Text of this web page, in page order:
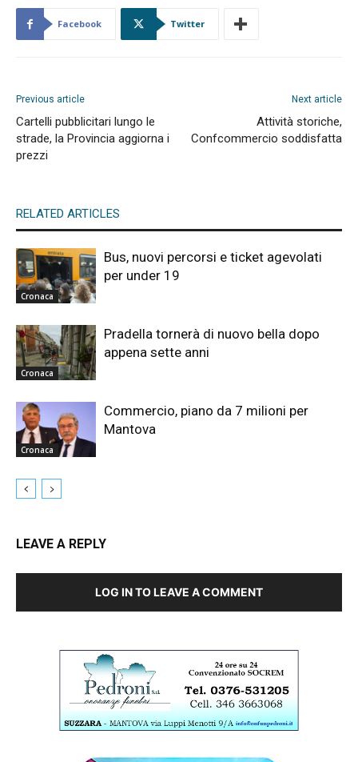
Facebook Twitter
Previous article
Cartelli pubblicitari lungo le
strade, la Provincia aggiorna i
prezzi
Next article
Attività storiche,
Confcommercio soddisfatta
RELATED ARTICLES
Cronaca
Bus, nuovi percorsi e ticket agevolati
per under 19
Cronaca
Pradella tornerà di nuovo bella dopo
appena sette anni
Cronaca
Commercio, piano da 7 milioni per
Mantova
LEAVE A REPLY
LOG IN TO LEAVE A COMMENT